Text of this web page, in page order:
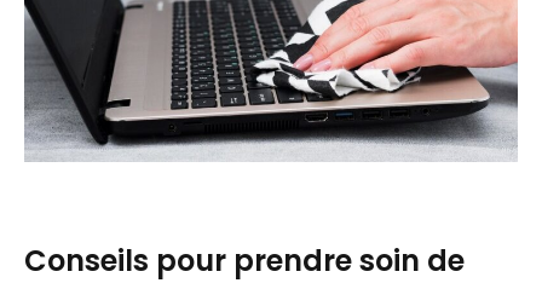
Conseils pour prendre soin de